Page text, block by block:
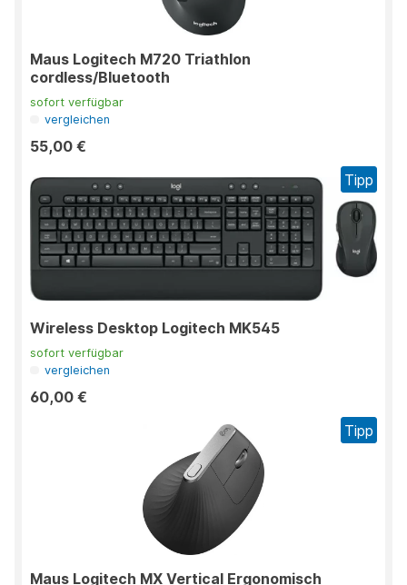
Maus Logitech M720 Triathlon
cordless/Bluetooth
sofort verfügbar
vergleichen
55,00 €
Tipp
Wireless Desktop Logitech MK545
sofort verfügbar
vergleichen
60,00 €
Tipp
Maus Logitech MX Vertical Ergonomisch